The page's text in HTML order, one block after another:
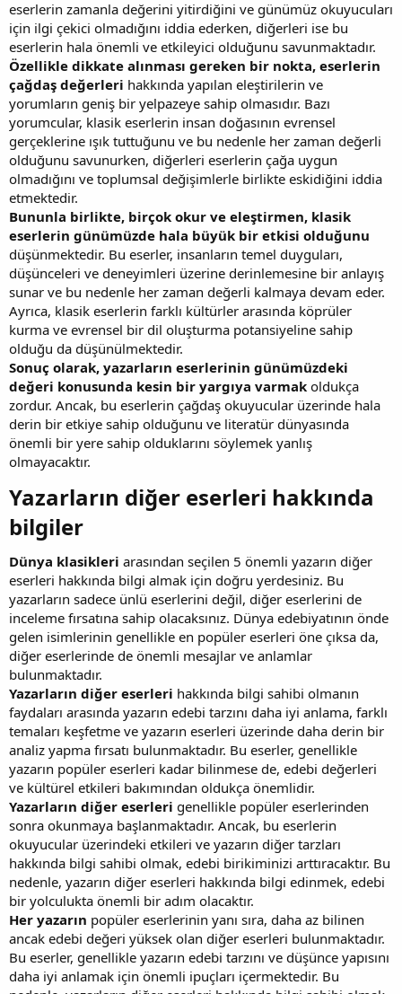
eserlerin zamanla değerini yitirdiğini ve günümüz okuyucuları
için ilgi çekici olmadığını iddia ederken, diğerleri ise bu
eserlerin hala önemli ve etkileyici olduğunu savunmaktadır.
Özellikle dikkate alınması gereken bir nokta, eserlerin
çağdaş değerleri hakkında yapılan eleştirilerin ve
yorumların geniş bir yelpazeye sahip olmasıdır. Bazı
yorumcular, klasik eserlerin insan doğasının evrensel
gerçeklerine ışık tuttuğunu ve bu nedenle her zaman değerli
olduğunu savunurken, diğerleri eserlerin çağa uygun
olmadığını ve toplumsal değişimlerle birlikte eskidiğini iddia
etmektedir.
Bununla birlikte, birçok okur ve eleştirmen, klasik
eserlerin günümüzde hala büyük bir etkisi olduğunu
düşünmektedir. Bu eserler, insanların temel duyguları,
düşünceleri ve deneyimleri üzerine derinlemesine bir anlayış
sunar ve bu nedenle her zaman değerli kalmaya devam eder.
Ayrıca, klasik eserlerin farklı kültürler arasında köprüler
kurma ve evrensel bir dil oluşturma potansiyeline sahip
olduğu da düşünülmektedir.
Sonuç olarak, yazarların eserlerinin günümüzdeki
değeri konusunda kesin bir yargıya varmak oldukça
zordur. Ancak, bu eserlerin çağdaş okuyucular üzerinde hala
derin bir etkiye sahip olduğunu ve literatür dünyasında
önemli bir yere sahip olduklarını söylemek yanlış
olmayacaktır.
Yazarların diğer eserleri hakkında
bilgiler​
Dünya klasikleri arasından seçilen 5 önemli yazarın diğer
eserleri hakkında bilgi almak için doğru yerdesiniz. Bu
yazarların sadece ünlü eserlerini değil, diğer eserlerini de
inceleme fırsatına sahip olacaksınız. Dünya edebiyatının önde
gelen isimlerinin genellikle en popüler eserleri öne çıksa da,
diğer eserlerinde de önemli mesajlar ve anlamlar
bulunmaktadır.
Yazarların diğer eserleri hakkında bilgi sahibi olmanın
faydaları arasında yazarın edebi tarzını daha iyi anlama, farklı
temaları keşfetme ve yazarın eserleri üzerinde daha derin bir
analiz yapma fırsatı bulunmaktadır. Bu eserler, genellikle
yazarın popüler eserleri kadar bilinmese de, edebi değerleri
ve kültürel etkileri bakımından oldukça önemlidir.
Yazarların diğer eserleri genellikle popüler eserlerinden
sonra okunmaya başlanmaktadır. Ancak, bu eserlerin
okuyucular üzerindeki etkileri ve yazarın diğer tarzları
hakkında bilgi sahibi olmak, edebi birikiminizi arttıracaktır. Bu
nedenle, yazarın diğer eserleri hakkında bilgi edinmek, edebi
bir yolculukta önemli bir adım olacaktır.
Her yazarın popüler eserlerinin yanı sıra, daha az bilinen
ancak edebi değeri yüksek olan diğer eserleri bulunmaktadır.
Bu eserler, genellikle yazarın edebi tarzını ve düşünce yapısını
daha iyi anlamak için önemli ipuçları içermektedir. Bu